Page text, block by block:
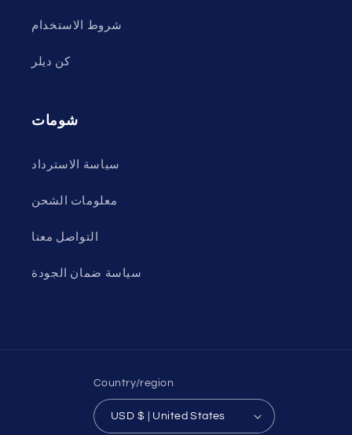
شروط الاستخدام
كن ديلر
شومات
سياسة الاسترداد
معلومات الشحن
التواصل معنا
سياسة ضمان الجودة
Country/region
USD $ | United States